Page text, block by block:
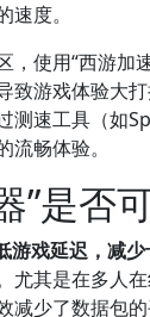
度。
，使用“西游加
致游戏体验大
测速工具（如
畅体验。
”是否
戏延迟，减
尤其是在多人
减少了数据包